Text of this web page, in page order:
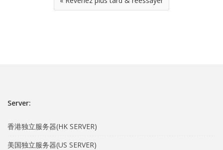
Server:
香港独立服务器(HK SERVER)
美国独立服务器(US SERVER)